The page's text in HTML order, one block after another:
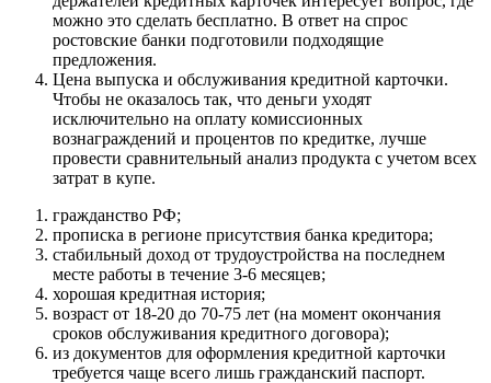
можно это сделать бесплатно. В ответ на спрос
ростовские банки подготовили подходящие
предложения.
Цена выпуска и обслуживания кредитной карточки.
Чтобы не оказалось так, что деньги уходят
исключительно на оплату комиссионных
вознаграждений и процентов по кредитке, лучше
провести сравнительный анализ продукта с учетом всех
затрат в купе.
гражданство РФ;
прописка в регионе присутствия банка кредитора;
стабильный доход от трудоустройства на последнем
месте работы в течение 3-6 месяцев;
хорошая кредитная история;
возраст от 18-20 до 70-75 лет (на момент окончания
сроков обслуживания кредитного договора);
из документов для оформления кредитной карточки
требуется чаще всего лишь гражданский паспорт.